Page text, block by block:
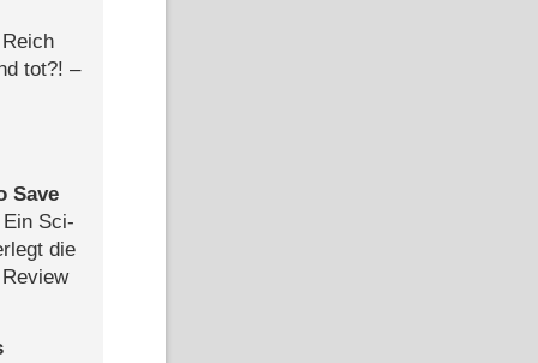
tot?! –
Save
Ein Sci-
die